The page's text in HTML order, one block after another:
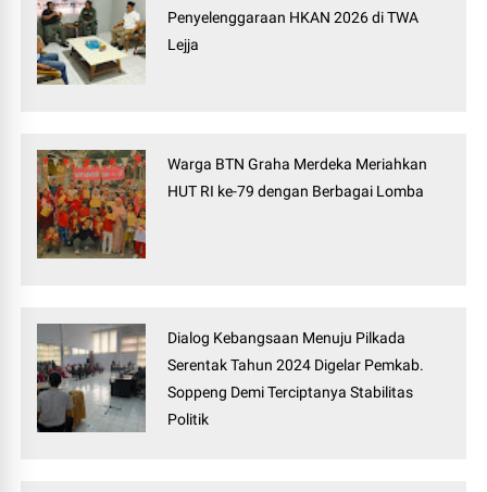
Penyelenggaraan HKAN 2026 di TWA
Lejja
Warga BTN Graha Merdeka Meriahkan
HUT RI ke-79 dengan Berbagai Lomba
Dialog Kebangsaan Menuju Pilkada
Serentak Tahun 2024 Digelar Pemkab.
Soppeng Demi Terciptanya Stabilitas
Politik